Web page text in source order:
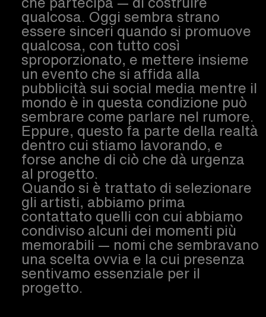
qualcosa. Oggi sembra strano
essere sinceri quando si promuove
qualcosa, con tutto così
sproporzionato, e mettere insieme
un evento che si affida alla
pubblicità sui social media mentre il
mondo è in questa condizione può
sembrare come parlare nel rumore.
Eppure, questo fa parte della realtà
dentro cui stiamo lavorando, e
forse anche di ciò che dà urgenza
al progetto.
Quando si è trattato di selezionare
gli artisti, abbiamo prima
contattato quelli con cui abbiamo
condiviso alcuni dei momenti più
memorabili — nomi che sembravano
una scelta ovvia e la cui presenza
sentivamo essenziale per il
progetto.